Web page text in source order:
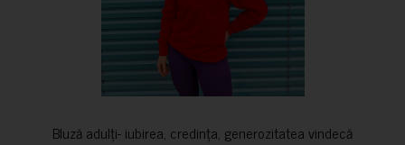
Bluză adulți- iubirea, credința, generozitatea vindecă